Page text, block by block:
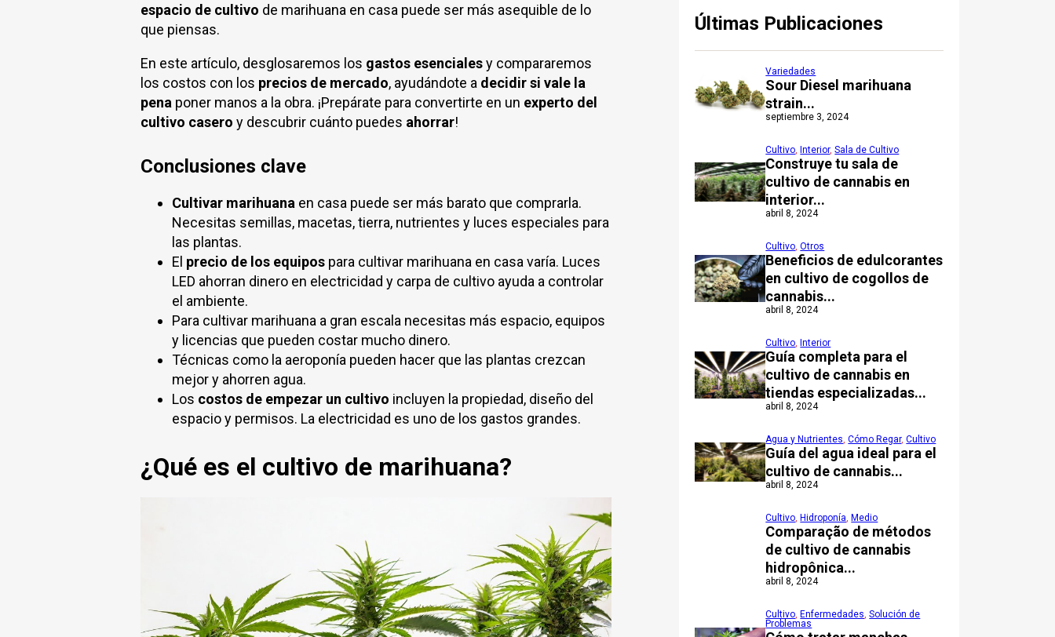
espacio de cultivo de marihuana en casa puede ser más asequible de lo
que piensas.
En este artículo, desglosaremos los gastos esencialesy compararemos
los costos con los precios de mercado, ayudándote a decidir si vale la
pena poner manos a la obra. ¡Prepárate para convertirte en un experto del
cultivo casero y descubrir cuánto puedes ahorrar!
Conclusiones clave
Cultivar marihuana en casa puede ser más barato que comprarla.
Necesitas semillas, macetas, tierra, nutrientes y luces especiales para
las plantas.
El precio de los equipospara cultivar marihuana en casa varía. Luces
LED ahorran dinero en electricidad y carpa de cultivo ayuda a controlar
el ambiente.
Para cultivar marihuana a gran escala necesitas más espacio, equipos
y licencias que pueden costar mucho dinero.
Técnicas como la aeroponía pueden hacer que las plantas crezcan
mejor y ahorren agua.
Los costos de empezar un cultivo incluyen la propiedad, diseño del
espacio y permisos. La electricidad es uno de los gastos grandes.
¿Qué es el cultivo de marihuana?
Últimas Publicaciones
Sour Diesel marihuana
strain...
Variedades
septiembre 3, 2024
Construye tu sala de
cultivo de cannabis en
interior...
Cultivo, Interior,Sala de Cultivo
abril 8, 2024
Beneficios de edulcorantes
en cultivo de cogollos de
cannabis...
Cultivo,Otros
abril 8, 2024
Guía completa para el
cultivo de cannabis en
tiendas especializadas...
Cultivo, Interior
abril 8, 2024
Guía del agua ideal para el
cultivo de cannabis...
Agua y Nutrientes,Cómo Regar,Cultivo
abril 8, 2024
Comparação de métodos
de cultivo de cannabis
hidropônica...
Cultivo, Hidroponía, Medio
abril 8, 2024
Cultivo, Enfermedades,Solución de
Problemas